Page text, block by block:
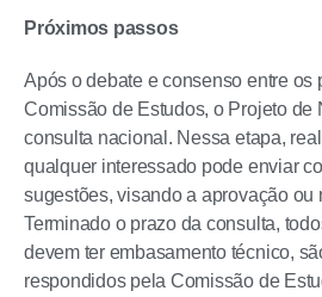
Próximos passos
Após o debate e consenso entre os
Comissão de Estudos, o Projeto de
consulta nacional. Nessa etapa,
qualquer interessado pode enviar
sugestões, visando a aprovação ou
Terminado o prazo da consulta,
devem ter embasamento técnico,
respondidos pela Comissão de